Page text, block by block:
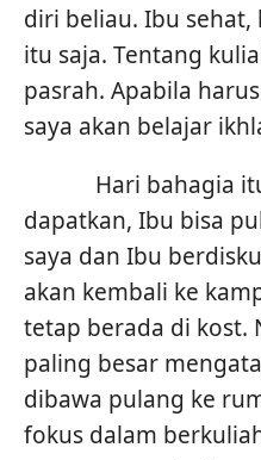
diri beliau. Ibu
itu saja. Tentang
pasrah. Apabila
saya akan belajar
Hari bahagia itu
dapatkan, Ibu bisa
saya dan Ibu
akan kembali ke
tetap berada di kost.
paling besar
dibawa pulang ke
fokus dalam